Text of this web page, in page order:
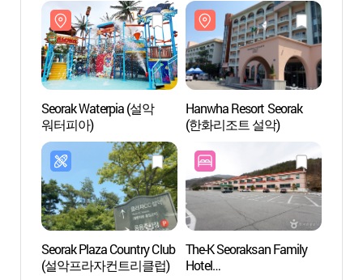
Seorak Waterpia (설악
워터피아)
Hanwha Resort Seorak
(한화리조트 설악)
Seorak Plaza Country Club
(설악프라자컨트리클럽)
The-K Seoraksan Family
Hotel